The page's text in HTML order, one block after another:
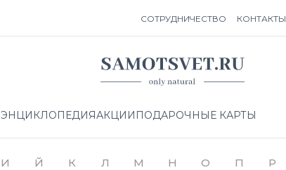
СОТРУДНИЧЕСТВО КОНТАКТЫ
ЭНЦИКЛОПЕДИЯАКЦИИ ПОДАРОЧНЫЕ КАРТЫ
И Й К Л М Н О П Р